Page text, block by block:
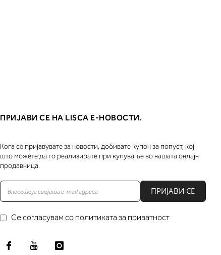
ПРИЈАВИ СЕ НА LISCA Е-НОВОСТИ.
Кога се пријавувате за новости, добивате купон за попуст, кој
што можете да го реализирате при купување во нашата онлајн
продавница.
ПРИЈАВИ СЕ
Се согласувам со политиката за приватност